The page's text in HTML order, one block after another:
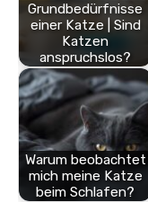
Grundbedürfnisse
einer Katze | Sind
Katzen
anspruchslos?
Warum beobachtet
mich meine Katze
beim Schlafen?